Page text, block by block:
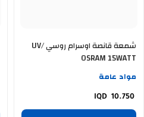
شمعة قانصة اوسرام روسي UV/
OSRAM 15WATT
مواد عامة
10.750